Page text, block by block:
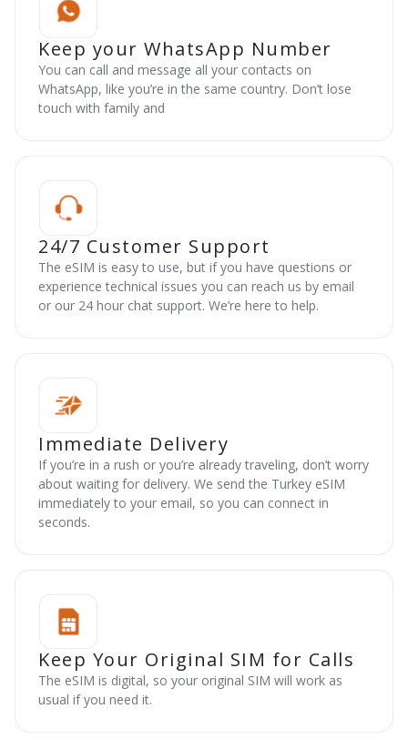
Keep your WhatsApp Number
You can call and message all your contacts on
WhatsApp, like you’re in the same country. Don’t lose
touch with family and
24/7 Customer Support
The eSIM is easy to use, but if you have questions or
experience technical issues you can reach us by email
or our 24 hour chat support. We’re here to help.
Immediate Delivery
If you’re in a rush or you’re already traveling, don’t worry
about waiting for delivery. We send the Turkey eSIM
immediately to your email, so you can connect in
seconds.
Keep Your Original SIM for Calls
The eSIM is digital, so your original SIM will work as
usual if you need it.